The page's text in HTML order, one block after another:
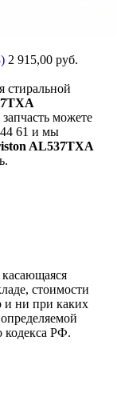
2 915,00 руб.
стиральной
можете
44 61 и мы
AL537TXA
стоимости
и ни при каких
кодекса РФ.